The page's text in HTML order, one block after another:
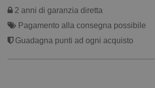
2 anni di garanzia diretta
Pagamento alla consegna possibile
Guadagna punti ad ogni acquisto